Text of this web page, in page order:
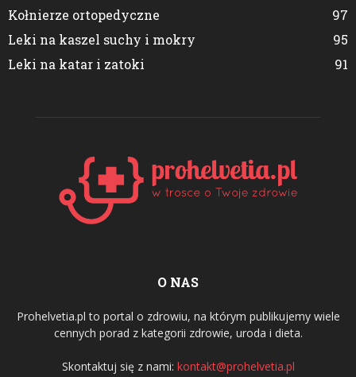
Kołnierze ortopedyczne
97
Leki na kaszel suchy i mokry
95
Leki na katar i zatoki
91
O NAS
Prohelvetia.pl to portal o zdrowiu, na którym publikujemy wiele
cennych porad z kategorii zdrowie, uroda i dieta.
Skontaktuj się z nami: kontakt@prohelvetia.pl